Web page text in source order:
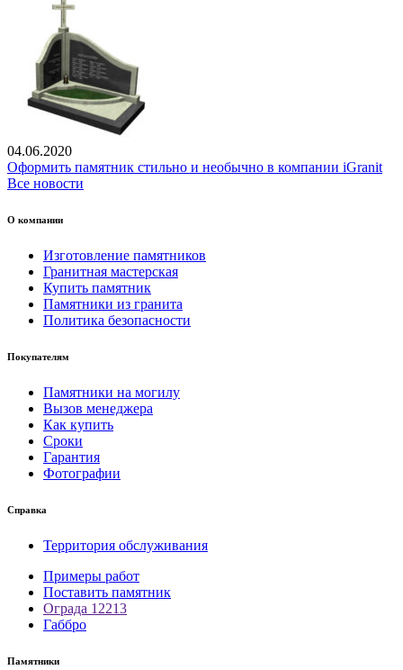
04.06.2020
Оформить памятник стильно и необычно в компании iGranit
Все новости
О компании
Изготовление памятников
Гранитная мастерская
Купить памятник
Памятники из гранита
Политика безопасности
Покупателям
Памятники на могилу
Вызов менеджера
Как купить
Сроки
Гарантия
Фотографии
Справка
Территория обслуживания
Примеры работ
Поставить памятник
Ограда 12213
Габбро
Памятники